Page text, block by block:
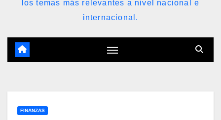
los temas más relevantes a nivel nacional e
internacional.
FINANZAS